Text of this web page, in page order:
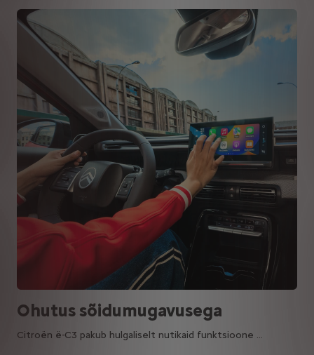
Ohutus sõidumugavusega
Citroën ë-C3 pakub hulgaliselt nutikaid funktsioone …